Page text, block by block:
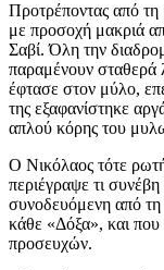
Προτρέποντας από
με προσοχή μακριά
Σαβί. Όλη την
παραμένουν σταθερά
έφτασε στον μύλο,
της εξαφανίστηκε
απλού κόρης του
Ο Νικόλαος τότε
περιέγραψε τι
συνοδευόμενη από τη
κάθε «Δόξα», και
προσευχών.